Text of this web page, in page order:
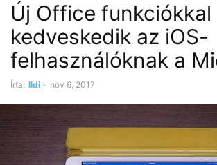
Új Office funkciókkal
kedveskedik az iOS-
felhasználóknak a
Írta: Ildi - nov 6, 2017